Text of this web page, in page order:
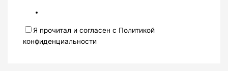
Я прочитал и согласен с Политикой
конфиденциальности